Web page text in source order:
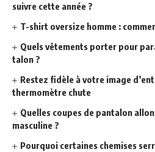
suivre cette année ?
T-shirt oversize homme :
Quels vêtements porter pour
talon ?
Restez fidèle à votre image
thermomètre chute
Quelles coupes de pantalon
masculine ?
Pourquoi certaines chemises